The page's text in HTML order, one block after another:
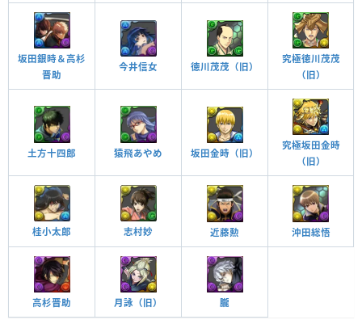
坂田銀時＆高杉
晋助
今井信女 徳川茂茂（旧）
究極徳川茂茂
（旧）
土方十四郎 猿飛あやめ 坂田金時（旧）
究極坂田金時
（旧）
桂小太郎 志村妙 近藤勲 沖田総悟
高杉晋助 月詠（旧） 朧